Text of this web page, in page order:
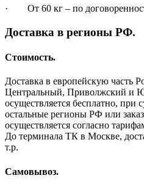
· От 60 кг – по
Доставка в регионы РФ.
Стоимость.
Доставка в европейскую часть
Центральный, Приволжский и
осуществляется бесплатно, при
остальные регионы РФ или
осуществляется согласно
До терминала ТК в Москве,
т.р.
Самовывоз.